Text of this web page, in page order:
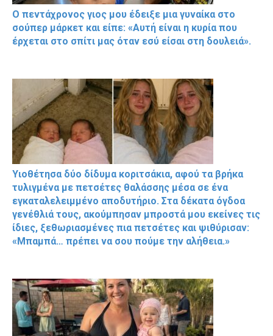
Ο πεντάχρονος γιος μου έδειξε μια γυναίκα στο
σούπερ μάρκετ και είπε: «Αυτή είναι η κυρία που
έρχεται στο σπίτι μας όταν εσύ είσαι στη δουλειά».
Υιοθέτησα δύο δίδυμα κοριτσάκια, αφού τα βρήκα
τυλιγμένα με πετσέτες θαλάσσης μέσα σε ένα
εγκαταλελειμμένο αποδυτήριο. Στα δέκατα όγδοα
γενέθλιά τους, ακούμπησαν μπροστά μου εκείνες τις
ίδιες, ξεθωριασμένες πια πετσέτες και ψιθύρισαν:
«Μπαμπά… πρέπει να σου πούμε την αλήθεια.»